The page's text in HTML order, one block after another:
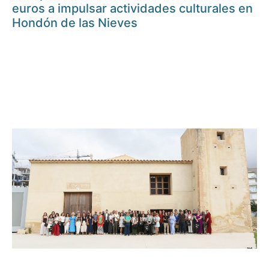
euros a impulsar actividades culturales en
Hondón de las Nieves